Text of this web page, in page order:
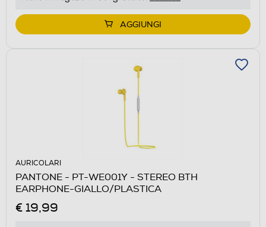
AGGIUNGI
AURICOLARI
PANTONE - PT-WE001Y - STEREO BTH
EARPHONE-GIALLO/PLASTICA
€ 19,99